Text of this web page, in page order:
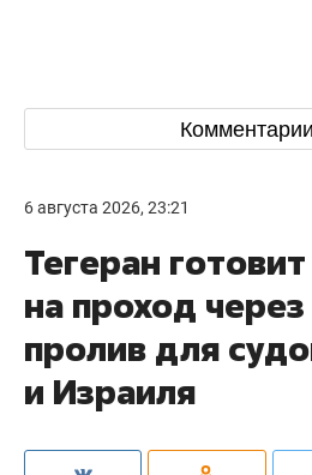
Комментарии
6 августа 2026, 23:21
Тегеран
на проход
пролив для
и Израиля